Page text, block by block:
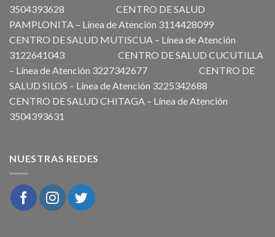
3504393628 CENTRO DE SALUD
PAMPLONITA – Línea de Atención 3114428099
CENTRO DE SALUD MUTISCUA – Línea de Atención
3122641043 CENTRO DE SALUD CUCUTILLA
– Línea de Atención 3227342677 CENTRO DE
SALUD SILOS – Línea de Atención 3225342688
CENTRO DE SALUD CHITAGA – Línea de Atención
3504393631
NUESTRAS REDES